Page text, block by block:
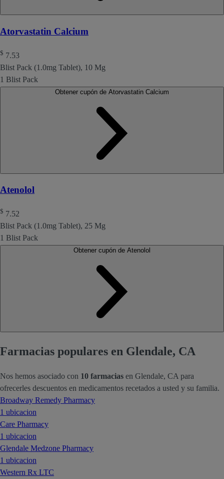
Atorvastatin Calcium
$ 7.53
Blist Pack (1.0mg Tablet), 10 Mg
1 Blist Pack
Atenolol
$ 7.52
Blist Pack (1.0mg Tablet), 25 Mg
1 Blist Pack
Farmacias populares en Glendale, CA
Nos hemos asociado con 10 farmacias en Glendale, CA para
ofrecerles descuentos en medicamentos recetados a usted y su familia.
Broadway Remedy Pharmacy
1 ubicacion
Care Pharmacy
1 ubicacion
Glendale Medzone Pharmacy
1 ubicacion
Western Rx LTC